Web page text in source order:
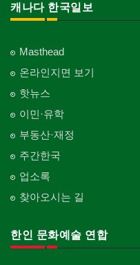
캐나다 한국일보
Masthead
온라인지면 보기
핫뉴스
이민·유학
부동산·재정
주간한국
업소록
찾아오시는 길
한인 문화예술 연합